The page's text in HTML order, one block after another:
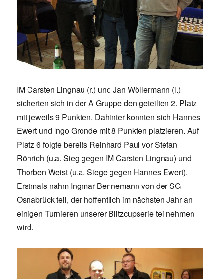
IM Carsten Lingnau (r.) und Jan Wöllermann (l.)
sicherten sich in der A Gruppe den geteilten 2. Platz
mit jeweils 9 Punkten. Dahinter konnten sich Hannes
Ewert und Ingo Gronde mit 8 Punkten platzieren. Auf
Platz 6 folgte bereits Reinhard Paul vor Stefan
Röhrich (u.a. Sieg gegen IM Carsten Lingnau) und
Thorben Weist (u.a. Siege gegen Hannes Ewert).
Erstmals nahm Ingmar Bennemann von der SG
Osnabrück teil, der hoffentlich im nächsten Jahr an
einigen Turnieren unserer Blitzcupserie teilnehmen
wird.